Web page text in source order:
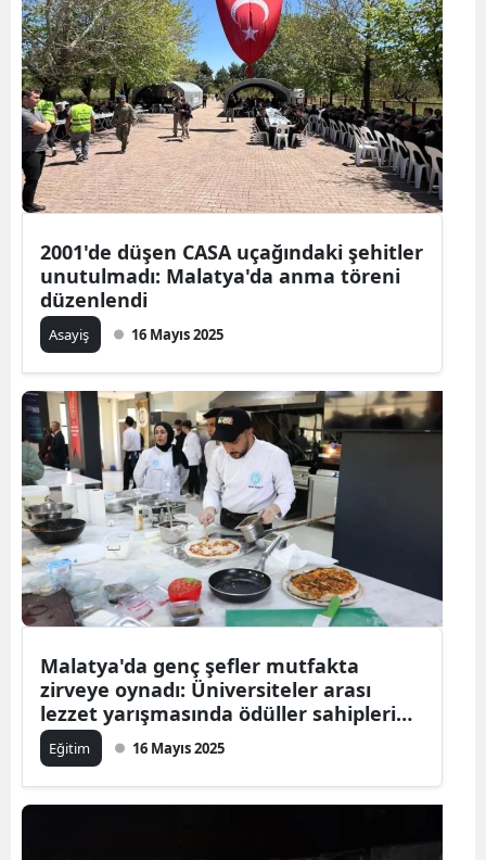
2001'de düşen CASA uçağındaki şehitler
unutulmadı: Malatya'da anma töreni
düzenlendi
Asayiş 16 Mayıs 2025
Malatya'da genç şefler mutfakta
zirveye oynadı: Üniversiteler arası
lezzet yarışmasında ödüller sahiplerini
buldu
Eğitim 16 Mayıs 2025